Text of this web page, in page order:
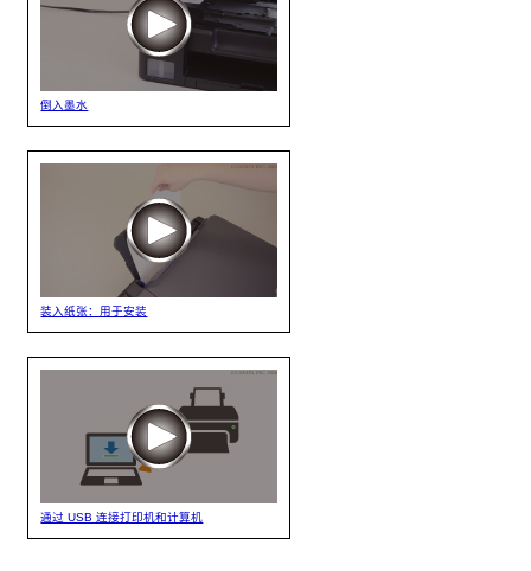
倒入墨水
装入纸张：用于安装
通过 USB 连接打印机和计算机